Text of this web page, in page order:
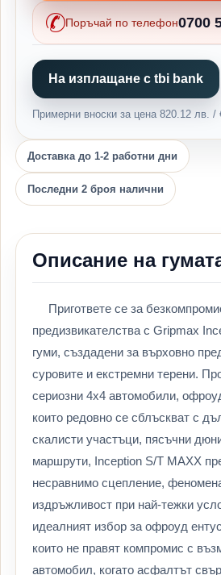
Поръчай по телефон0700
На изплащане с tbi bank
Примерни вноски за цена 820.12 лв. /
Доставка до 1-2 работни дни
Последни 2 броя налични
Описание на
Пригответе се за
предизвикателства с Gripmax
гуми, създадени за върховно
суровите и екстремни терени.
сериозни 4x4 автомобили,
които редовно се сблъскват с
скалисти участъци, пясъчни
маршрути, Inception S/T MAXX
несравнимо сцепление,
издръжливост при най-тежки
идеалният избор за офроуд
които не правят компромис с
автомобил, когато асфалтът